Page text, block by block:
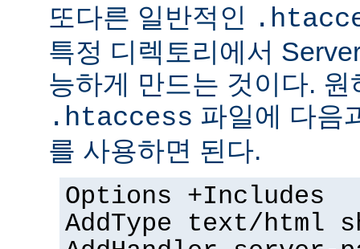
또다른 일반적인
특정 디렉토리에서
능하게 만드는 것이다.
.htaccess 파일에 다음
를 사용하면 된다.
Options +Includes
AddType text/html